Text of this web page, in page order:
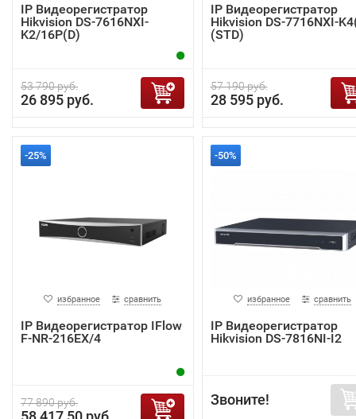
IP Видеорегистратор
Hikvision DS-7616NXI-
K2/16P(D)
53 790 руб.
26 895 руб.
IP Видеорегистратор
Hikvision DS-7716NXI-
(STD)
57 190 руб.
28 595 руб.
-25%
избранное сравнить
IP Видеорегистратор IFlow
F-NR-216EX/4
77 890 руб.
-50%
избранное сравнить
IP Видеорегистратор
Hikvision DS-7816NI-I2
Звоните!